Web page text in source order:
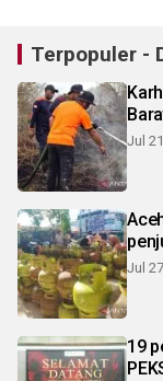
Terpopuler -
Jul
Jul
19